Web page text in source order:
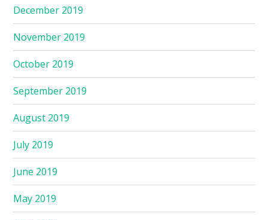
December 2019
November 2019
October 2019
September 2019
August 2019
July 2019
June 2019
May 2019